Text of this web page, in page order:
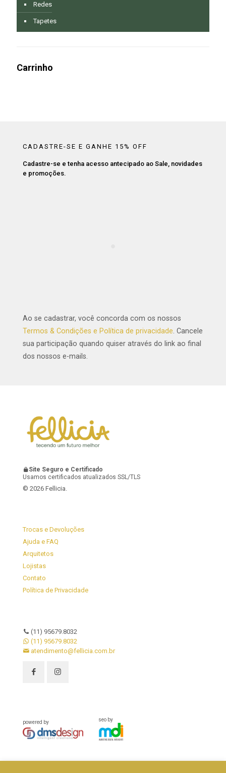
Redes
Tapetes
Carrinho
CADASTRE-SE E GANHE 15% OFF
Cadastre-se e tenha acesso antecipado ao Sale, novidades
e promoções.
Ao se cadastrar, você concorda com os nossos
Termos & Condições e Política de privacidade. Cancele
sua participação quando quiser através do link ao final
dos nossos e-mails.
Site Seguro e Certificado
Usamos certificados atualizados SSL/TLS
© 2026 Fellicia.
Trocas e Devoluções
Ajuda e FAQ
Arquitetos
Lojistas
Contato
Política de Privacidade
(11) 95679.8032
(11) 95679.8032
atendimento@fellicia.com.br
powered by seo by